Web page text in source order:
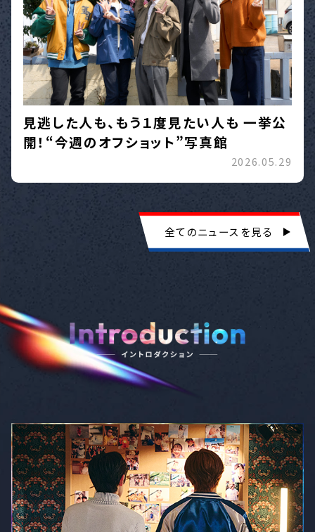
見逃した人も、もう１度見たい人も 一挙公
開！“今週のオフショット”写真館
2026.05.29
全てのニュースを見る